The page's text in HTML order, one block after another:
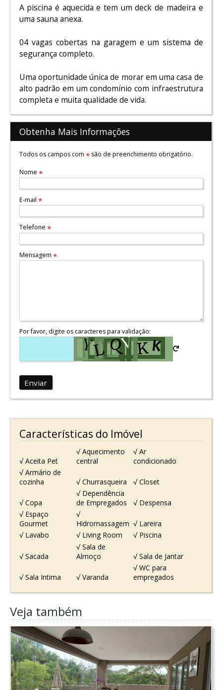
A piscina é aquecida e tem um deck de madeira e
uma sauna anexa.
04 vagas cobertas na garagem e um sistema de
segurança completo.
Uma oportunidade única de morar em uma casa de
alto padrão em um condomínio com infraestrutura
completa e muita qualidade de vida.
Obtenha Mais Informações
Todos os campos com *são de preenchimento obrigatório.
Nome *
E-mail *
Telefone *
Mensagem *
Por favor, digite os caracteres para validação:
Enviar
Características do Imóvel
√ Aceita Pet
√ Aquecimento
central
√ Ar
condicionado
√ Armário de
cozinha
√ Churrasqueira √ Closet
√ Copa
√ Dependência
de Empregados
√ Despensa
√ Espaço
Gourmet
√
Hidromassagem √ Lareira
√ Lavabo
√ Living Room √ Piscina
√ Sacada
√ Sala de
Almoço
√ Sala de Jantar
√ Sala Intima √ Varanda
√ WC para
empregados
Veja também